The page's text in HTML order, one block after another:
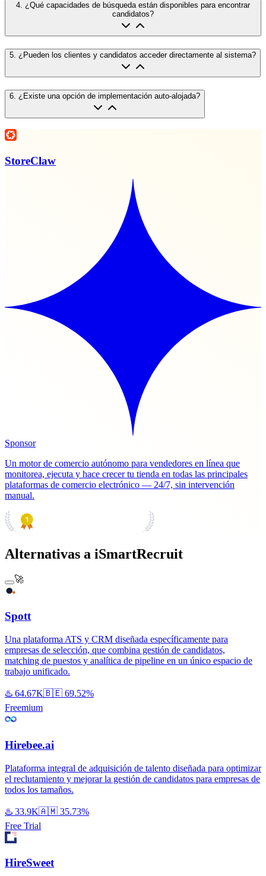
4. ¿Qué capacidades de búsqueda están disponibles para encontrar
candidatos?
5 ¿Pueden los clientes y candidatos acceder directamente al sistema?
6 ¿Existe una opción de implementación auto-alojada?
StoreClaw
Sponsor
Un motor de comercio autónomo para vendedores en línea que
monitorea, ejecuta y hace crecer tu tienda en todas las principales
plataformas de comercio electrónico — 24/7, sin intervención
manual.
Alternativas a iSmartRecruit
🚀
Spott
Una plataforma ATS y CRM diseñada específicamente para
empresas de selección, que combina gestión de candidatos,
matching de puestos y analítica de pipeline en un único espacio de
trabajo unificado.
♨️ 64.67K🇧🇪 69.52%
Freemium
Hirebee.ai
Plataforma integral de adquisición de talento diseñada para optimizar
el reclutamiento y mejorar la gestión de candidatos para empresas de
todos los tamaños.
♨️ 33.9K🇦🇲 35.73%
Free Trial
HireSweet